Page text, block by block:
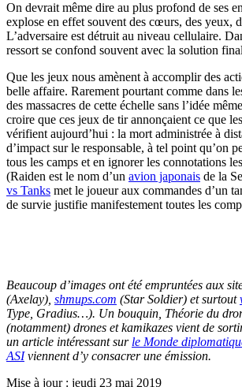
On devrait même dire au plus profond de ses
explose en effet souvent des cœurs, des yeux,
L’adversaire est détruit au niveau cellulaire.
ressort se confond souvent avec la solution
Que les jeux nous amènent à accomplir des
belle affaire. Rarement pourtant comme dans
des massacres de cette échelle sans l’idée
croire que ces jeux de tir annonçaient ce que
vérifient aujourd’hui : la mort administrée à
d’impact sur le responsable, à tel point qu’on
tous les camps et en ignorer les connotations
(Raiden est le nom d’un avion japonais de la
vs Tanks met le joueur aux commandes d’un
de survie justifie manifestement toutes les
Beaucoup d’images ont été empruntées aux
(Axelay), shmups.com (Star Soldier) et surtout
Type, Gradius…). Un bouquin, Théorie du
(notamment) drones et kamikazes vient de
un article intéressant sur le Monde
ASIviennent d’y consacrer une émission.
Mise à jour : jeudi 23 mai 2019